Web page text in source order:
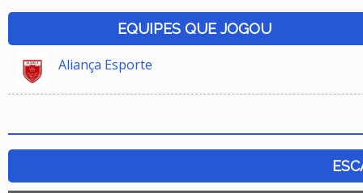
EQUIPES QUE JOGOU
Aliança Esporte